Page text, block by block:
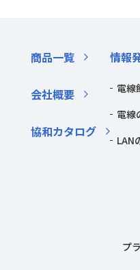
商品一覧
会社概要
協和カタログ
情報
電線
電線
LAN
プ